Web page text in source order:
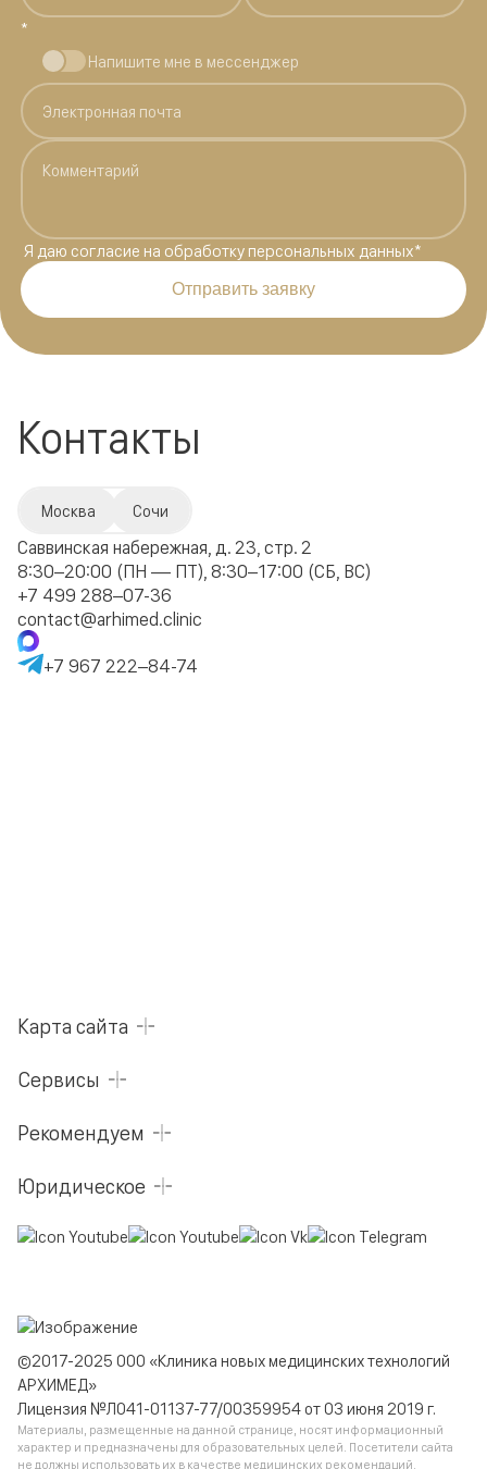
*
Напишите мне в мессенджер
Я даю согласие на обработку персональных данных*
Отправить заявку
Контакты
Москва Сочи
Саввинская набережная, д. 23, стр. 2
8:30–20:00 (ПН — ПТ), 8:30–17:00 (СБ, ВС)
+7 499 288–07-36
contact@arhimed.clinic
+7 967 222–84-74
Карта сайта
Сервисы
Рекомендуем
Юридическое
©2017-2025 ООО «Клиника новых медицинских технологий
АРХИМЕД»
Лицензия №Л041-01137-77/00359954 от 03 июня 2019 г.
Материалы, размещенные на данной странице, носят информационный
характер и предназначены для образовательных целей. Посетители сайта
не должны использовать их в качестве медицинских рекомендаций.